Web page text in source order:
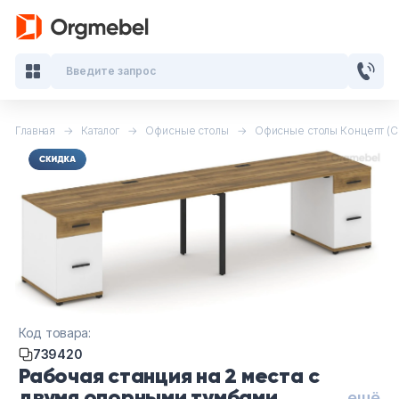
Главная Каталог Офисные столы Офисные столы Концепт
Рабочая станция на 2 места с
Код товара:
739420
Введите запрос
Кабинеты руководителя
Мебель для персонала
Стойки ресепшн
Офисные столы